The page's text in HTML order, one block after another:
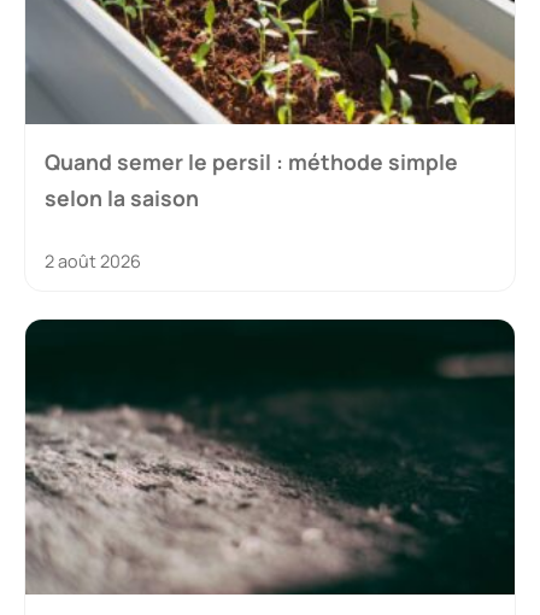
Quand semer le persil : méthode simple
selon la saison
2 août 2026